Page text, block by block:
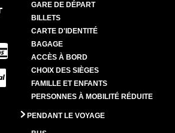
GARE DE DÉPART
BILLETS
CARTE D'IDENTITÉ
BAGAGE
ACCÈS À BORD
CHOIX DES SIÈGES
FAMILLE ET ENFANTS
PERSONNES À MOBILITÉ RÉDUITE
PENDANT LE VOYAGE